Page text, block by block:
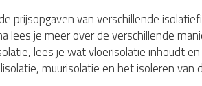
prijsopgaven van verschillende
lees je meer over de verschillende
lees je wat vloerisolatie inhoudt
muurisolatie en het isoleren van